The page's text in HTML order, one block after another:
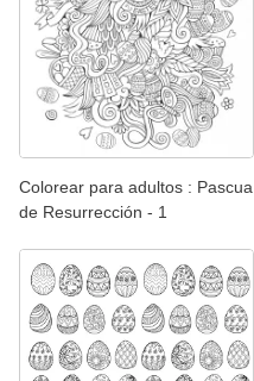
Colorear para adultos : Pascua
de Resurrección - 1